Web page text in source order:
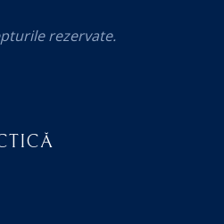
rezervate.